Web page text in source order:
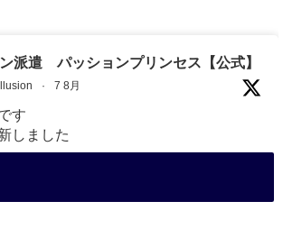
派遣 パッションプリンセス【公式】
· 7 8月
す
しました
ン和歌山旅 白浜町・円月島」